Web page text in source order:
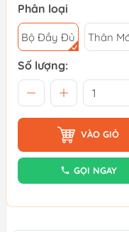
Phân loại
Bộ Đầy Đủ Thân
Số lượng:
VÀO GIỎ
GỌI NGAY